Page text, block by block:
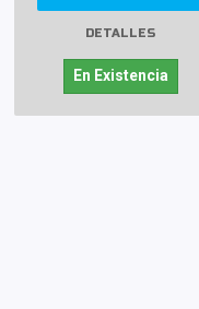
DETALLES
En Existencia